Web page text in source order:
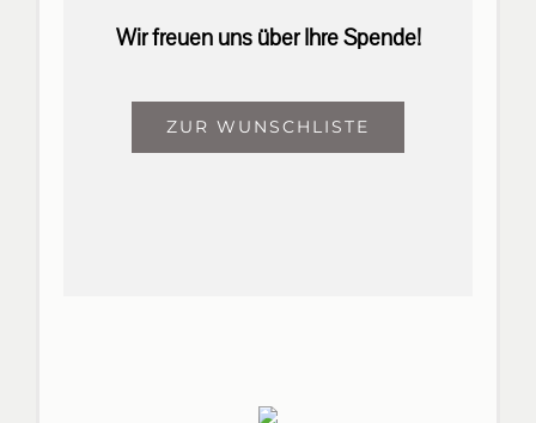
Wir freuen uns über Ihre Spende!
ZUR WUNSCHLISTE